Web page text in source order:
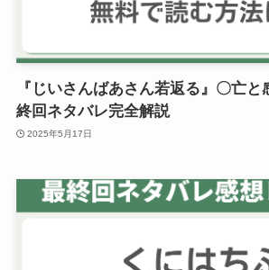
『じいさんばあさん若返る』〇亡
終回ネタバレ完全解説
2025年5月17日